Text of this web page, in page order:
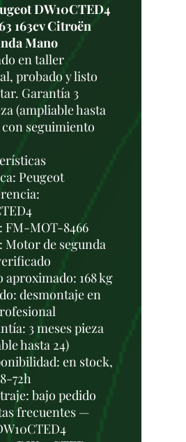
DW10CTED4
163cv Citroën
Mano
en taller
probado y listo
Garantía 3
(ampliable hasta
con seguimiento
Peugeot
FM-MOT-8466
de segunda
aproximado: 168 kg
desmontaje en
3 meses pieza
hasta 24)
en stock,
72h
bajo pedido
frecuentes —